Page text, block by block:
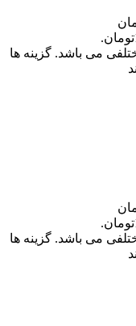
می باشد. گزینه ها
می باشد. گزینه ها